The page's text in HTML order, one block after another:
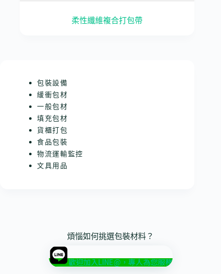
柔性纖維複合打包帶
包裝設備
緩衝包材
一般包材
填充包材
貨櫃打包
食品包裝
物流運輸監控
文具用品
煩惱如何挑選包裝材料？
歡迎加入LINE@，專人為您服務